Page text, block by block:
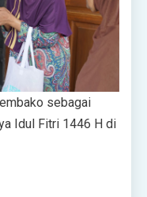
sebagai
Idul Fitri 1446 H di